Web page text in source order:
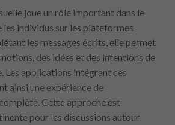
joue un rôle important dans le
individus sur les plateformes
les messages écrits, elle permet
des idées et des intentions de
Les applications intégrant ces
ainsi une expérience de
Cette approche est
pour les discussions autour